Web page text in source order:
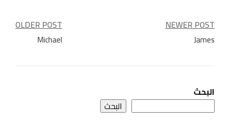
تصفّح
المقالات
OLDER POST
Michael
NEWER POST
James
البحث
البحث